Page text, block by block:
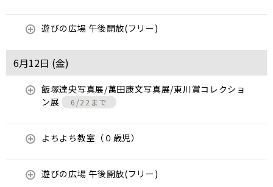
遊びの広場 午後開放(フリー)
6月12日 (金)
飯塚達央写真展/萬田康文写真展/東川賞コレクショ
ン展
6/22まで
よちよち教室（０歳児）
遊びの広場 午後開放(フリー)